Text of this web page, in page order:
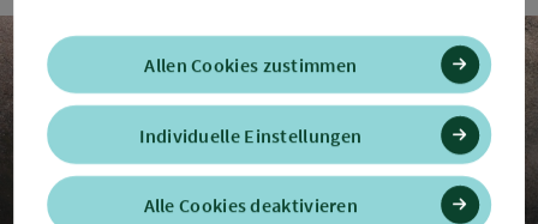
Baden & Entspannen
Warmes Wasser, ruhige Plätze und natürliche Badeoasen.
Alle Cookies deaktivieren
Individuelle Einstellungen
Allen Cookies zustimmen